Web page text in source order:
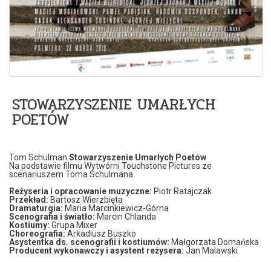
STOWARZYSZENIE UMARŁYCH
POETÓW
Tom Schulman Stowarzyszenie Umarłych Poetów
Na podstawie filmu Wytwórni Touchstone Pictures ze
scenariuszem Toma Schulmana
Reżyseria i opracowanie muzyczne: Piotr Ratajczak
Przekład: Bartosz Wierzbięta
Dramaturgia: Maria Marcinkiewicz-Górna
Scenografia i światło: Marcin Chlanda
Kostiumy: Grupa Mixer
Choreografia: Arkadiusz Buszko
Asystentka ds. scenografii i kostiumów: Małgorzata Domańska
Producent wykonawczy i asystent reżysera: Jan Malawski